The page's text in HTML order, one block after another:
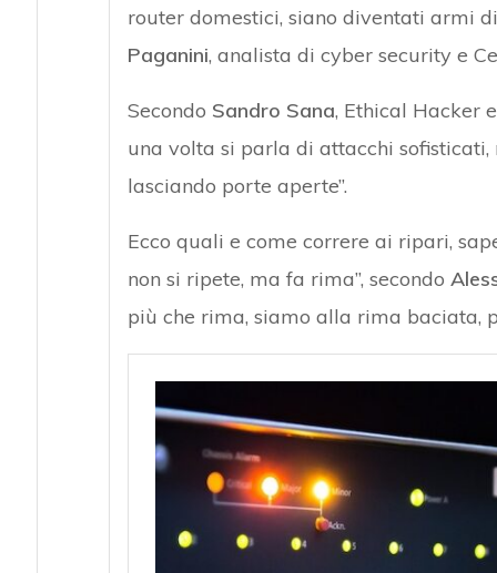
router domestici, siano diventati armi
Paganini, analista di cyber security e
Secondo Sandro Sana, Ethical Hacker
una volta si parla di attacchi
lasciando porte aperte”.
Ecco quali e come correre ai ripari,
non si ripete, ma fa rima”, secondo
più che rima, siamo alla rima baciata,